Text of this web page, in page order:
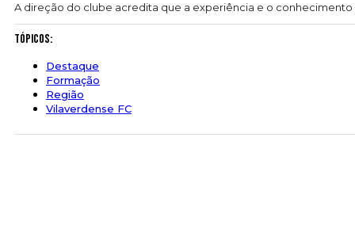
A direção do clube acredita que a experiência e o
Tópicos:
Destaque
Formação
Região
Vilaverdense FC